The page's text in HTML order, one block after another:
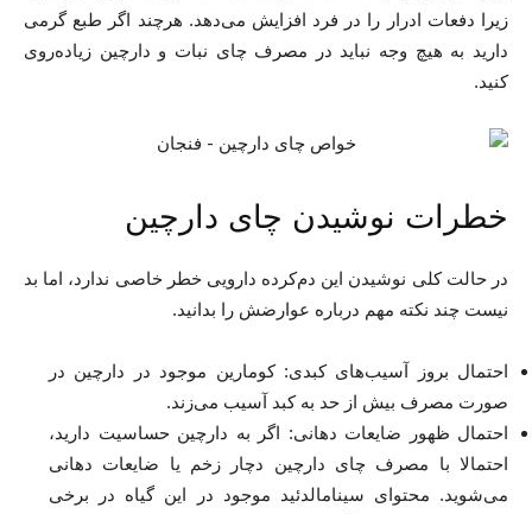
زیرا دفعات ادرار را در فرد افزایش می‌دهد. هرچند اگر طبع گرمی
دارید به هیچ وجه نباید در مصرف چای نبات و دارچین زیاده‌روی
کنید.
خطرات نوشیدن چای دارچین
در حالت کلی نوشیدن این دم‌کرده دارویی خطر خاصی ندارد، اما بد
نیست چند نکته مهم درباره عوارضش را بدانید.
احتمال بروز آسیب‌های کبدی: کومارین موجود در دارچین در
صورت مصرف بیش از حد به کبد آسیب می‌زند.
احتمال ظهور ضایعات دهانی: اگر به دارچین حساسیت دارید،
احتمالا با مصرف چای دارچین دچار زخم یا ضایعات دهانی
می‌شوید. محتوای سینامالدئید موجود در این گیاه در برخی